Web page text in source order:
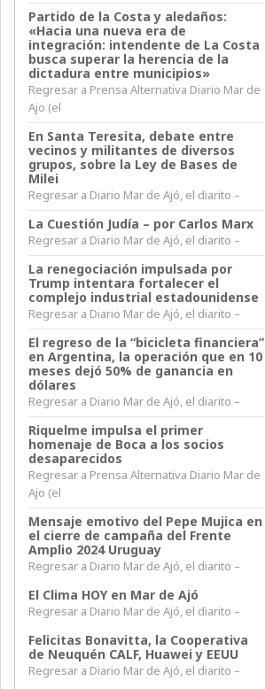
Partido de la Costa y aledaños:
«Hacia una nueva era de
integración: intendente de La Costa
busca superar la herencia de la
dictadura entre municipios»
Regresar a Prensa Alternativa Diario Mar de
Ajo (el
En Santa Teresita, debate entre
vecinos y militantes de diversos
grupos, sobre la Ley de Bases de
Milei
Regresar a Diario Mar de Ajó, el diarito –
La Cuestión Judía – por Carlos Marx
Regresar a Diario Mar de Ajó, el diarito –
La renegociación impulsada por
Trump intentara fortalecer el
complejo industrial estadounidense
Regresar a Diario Mar de Ajó, el diarito –
El regreso de la “bicicleta financiera”
en Argentina, la operación que en 10
meses dejó 50% de ganancia en
dólares
Regresar a Diario Mar de Ajó, el diarito –
Riquelme impulsa el primer
homenaje de Boca a los socios
desaparecidos
Regresar a Prensa Alternativa Diario Mar de
Ajo (el
Mensaje emotivo del Pepe Mujica en
el cierre de campaña del Frente
Amplio 2024 Uruguay
Regresar a Diario Mar de Ajó, el diarito –
El Clima HOY en Mar de Ajó
Regresar a Diario Mar de Ajó, el diarito –
Felicitas Bonavitta, la Cooperativa
de Neuquén CALF, Huawei y EEUU
Regresar a Diario Mar de Ajó, el diarito –